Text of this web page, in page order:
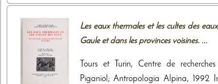
Les eaux thermales et les cultes des
Gaule et dans les provinces voisines. ...
Tours et Turin, Centre de
Piganiol; Antropologia Alpina, 1992